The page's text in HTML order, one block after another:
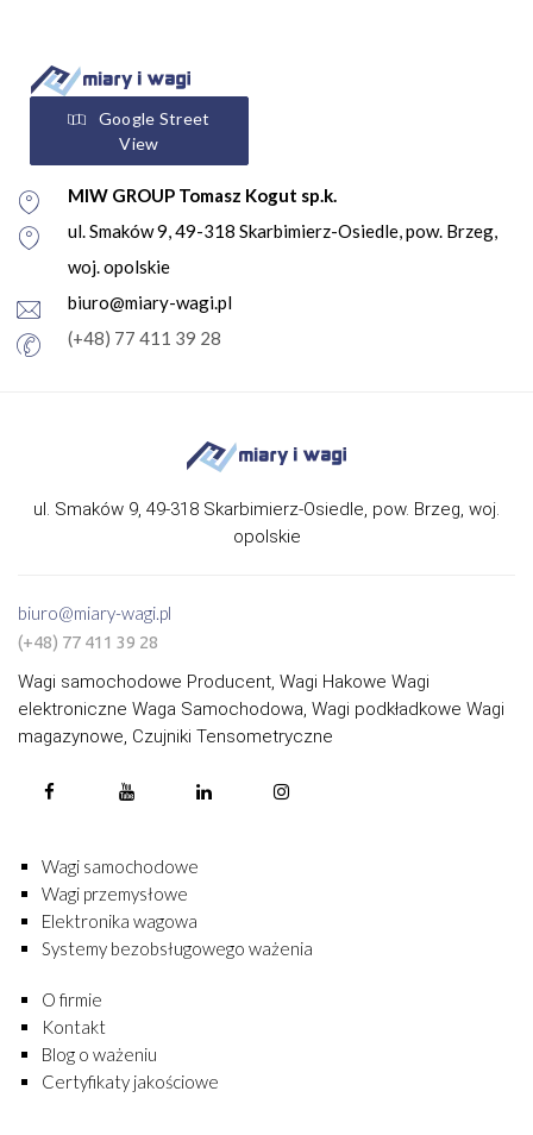
Google Street
View
MIW GROUP Tomasz Kogut sp.k.
ul. Smaków 9, 49-318 Skarbimierz-Osiedle, pow. Brzeg,
woj. opolskie
biuro@miary-wagi.pl
(+48) 77 411 39 28
ul. Smaków 9, 49-318 Skarbimierz-Osiedle, pow. Brzeg, woj.
opolskie
biuro@miary-wagi.pl
(+48) 77 411 39 28
Wagi samochodowe Producent, Wagi Hakowe Wagi
elektroniczne Waga Samochodowa, Wagi podkładkowe Wagi
magazynowe, Czujniki Tensometryczne
Wagi samochodowe
Wagi przemysłowe
Elektronika wagowa
Systemy bezobsługowego ważenia
O firmie
Kontakt
Blog o ważeniu
Certyfikaty jakościowe